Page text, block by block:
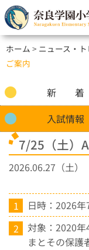
ホーム ニュース・
ご案内
新 着
入試情報
7/25（土）
2026.06.27（土）
日時：2026年
対象：2020年
まとその保護